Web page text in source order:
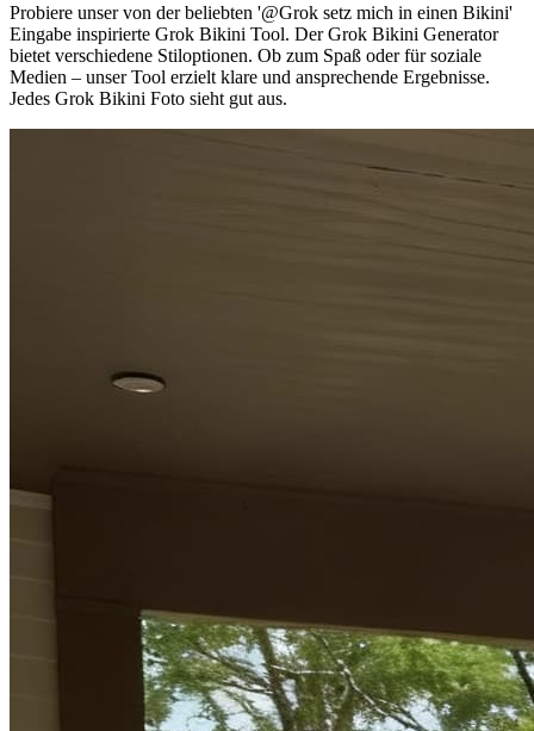
Probiere unser von der beliebten '@Grok setz mich in einen Bikini'
Eingabe inspirierte Grok Bikini Tool. Der Grok Bikini Generator
bietet verschiedene Stiloptionen. Ob zum Spaß oder für soziale
Medien – unser Tool erzielt klare und ansprechende Ergebnisse.
Jedes Grok Bikini Foto sieht gut aus.